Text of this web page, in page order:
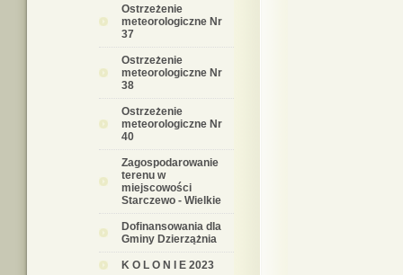
Ostrzeżenie
meteorologiczne Nr
37
Ostrzeżenie
meteorologiczne Nr
38
Ostrzeżenie
meteorologiczne Nr
40
Zagospodarowanie
terenu w
miejscowości
Starczewo - Wielkie
Dofinansowania dla
Gminy Dzierzążnia
K O L O N I E 2023